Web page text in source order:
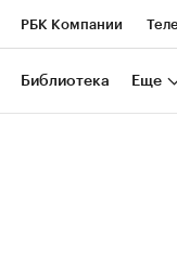
РБК Компании
Национальные проекты
Библиотека Еще